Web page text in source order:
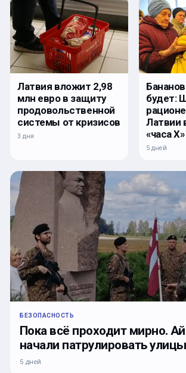
Латвия вложит 2,98
млн евро в защиту
продовольственной
системы от кризисов
3 дня
будет:
Латвии
«часа Х»
5 дней
БЕЗОПАСНОСТЬ
Пока всё проходит мирно.
начали патрулировать
5 дней